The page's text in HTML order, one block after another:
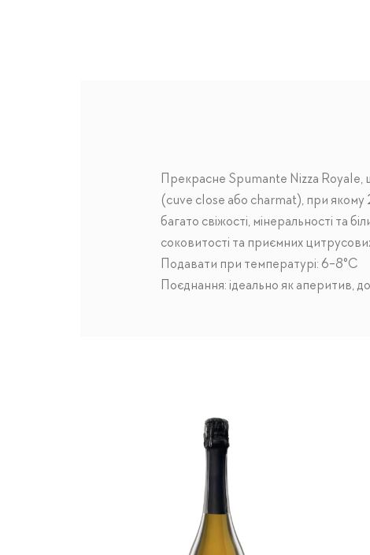
Прекрасне Spumante Nizza Royale,
(cuve close або charmat), при якому
багато свіжості, мінеральності та
соковитості та приємних
Подавати при температурі: 6-8°C
Поєднання: ідеально як аперитив,